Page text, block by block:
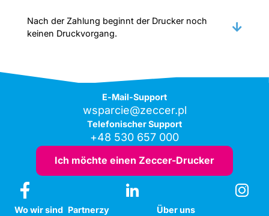
Nach der Zahlung beginnt der Drucker noch
keinen Druckvorgang.
E-Mail-Support
wsparcie@zeccer.pl
Telefonischer Support
+48 530 657 000
Ich möchte einen Zeccer-Drucker
Wo wir sind Partnerzy
Über uns